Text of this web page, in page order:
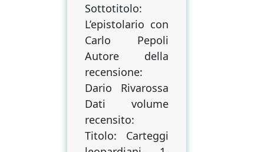
Sottotitolo:
L’epistolario con
Carlo Pepoli
Autore della
recensione:
Dario Rivarossa
Dati volume
recensito:
Titolo: Carteggi